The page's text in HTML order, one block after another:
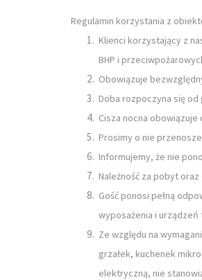
Regulamin korzystania z
Klienci korzystający z
BHP i
Obowiązuje
Doba rozpoczyna się
Cisza nocna obowiązuje
Prosimy o nie
Informujemy, że nie
Należność za pobyt
Gość ponosi pełną
wyposażenia i
Ze względu na
grzałek, kuchenek
elektryczną, nie